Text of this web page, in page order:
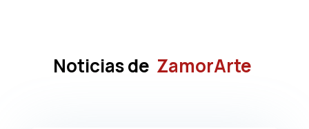
Noticias de ZamorArte